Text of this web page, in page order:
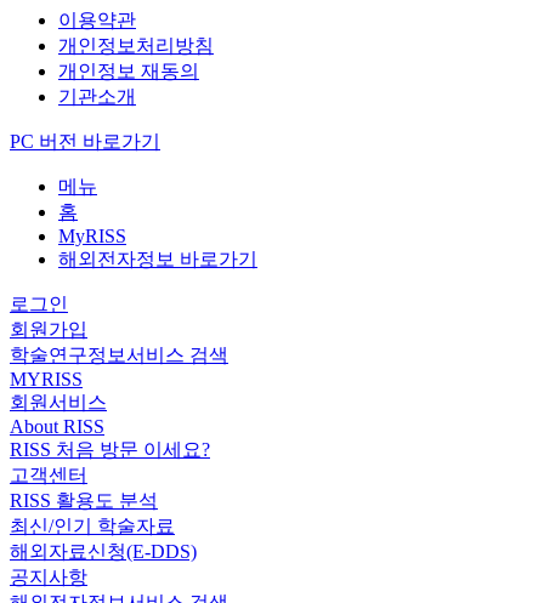
이용약관
개인정보처리방침
개인정보 재동의
기관소개
PC 버전 바로가기
메뉴
홈
MyRISS
해외전자정보 바로가기
로그인
회원가입
학술연구정보서비스 검색
MYRISS
회원서비스
About RISS
RISS 처음 방문 이세요?
고객센터
RISS 활용도 분석
최신/인기 학술자료
해외자료신청(E-DDS)
공지사항